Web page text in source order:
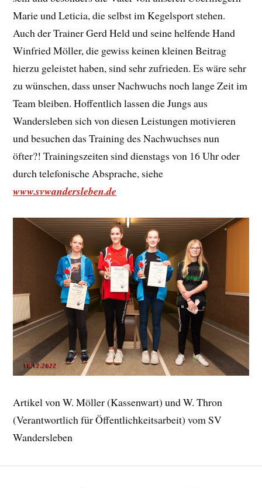
Marie und Leticia, die selbst im Kegelsport stehen.
Auch der Trainer Gerd Held und seine helfende Hand
Winfried Möller, die gewiss keinen kleinen Beitrag
hierzu geleistet haben, sind sehr zufrieden. Es wäre sehr
zu wünschen, dass unser Nachwuchs noch lange Zeit im
Team bleiben. Hoffentlich lassen die Jungs aus
Wandersleben sich von diesen Leistungen motivieren
und besuchen das Training des Nachwuchses nun
öfter?! Trainingszeiten sind dienstags von 16 Uhr oder
durch telefonische Absprache, siehe
www.svwandersleben.de
Artikel von W. Möller (Kassenwart) und W. Thron
(Verantwortlich für Öffentlichkeitsarbeit) vom SV
Wandersleben